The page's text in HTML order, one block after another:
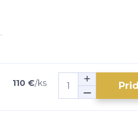
110 €/ks